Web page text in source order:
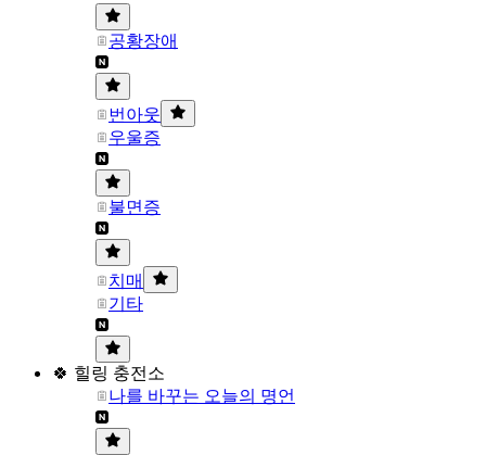
공황장애
번아웃
우울증
불면증
치매
기타
🍀 힐링 충전소
나를 바꾸는 오늘의 명언